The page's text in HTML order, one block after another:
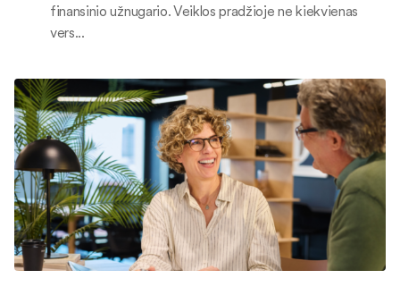
finansinio užnugario. Veiklos pradžioje ne kiekvienas
vers...